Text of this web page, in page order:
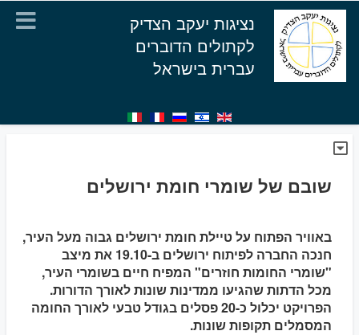
נציגות יעקב הצדיק
לקתולים הדוברים
עברית בישראל
שובם של שומרי חומת ירושלים
באוויר הפתוח על טיילת חומת ירושלים גבוה מעל העיר,
חנכה החברה לפיתוח ירושלים ב-19.10 את מיצב
"שומרי החומות חוזרים" המפיח חיים בשומרי העיר,
מכל הדתות שהגיעו ממדינות שונות לאורך הדורות.
הפרויקט יכלול כ-20 פסלים בגודל טבעי לאורך החומה
המסמלים תקופות שונות.